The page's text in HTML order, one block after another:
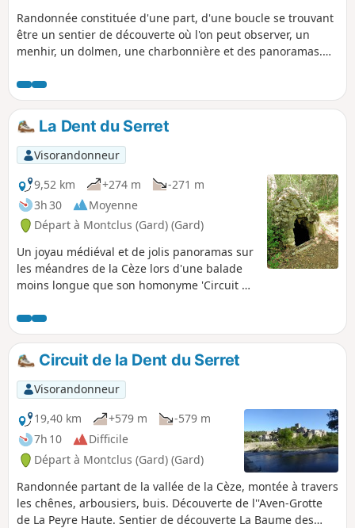
Randonnée constituée d'une part, d'une boucle se trouvant
être un sentier de découverte où l'on peut observer, un
menhir, un dolmen, une charbonnière et des panoramas.
modifiée sur le terrain. Voir les avis et éventuellement
essayer le parcours en sens inverse
La Dent du Serret
Visorandonneur
9,52 km
+274 m
-271 m
3h 30
Moyenne
Départ à Montclus (Gard) (Gard)
Un joyau médiéval et de jolis panoramas sur
les méandres de la Cèze lors d'une balade
moins longue que son homonyme 'Circuit de
Circuit de la Dent du Serret
Visorandonneur
19,40 km
+579 m
-579 m
7h 10
Difficile
Départ à Montclus (Gard) (Gard)
Randonnée partant de la vallée de la Cèze, montée à travers
les chênes, arbousiers, buis. Découverte de l''Aven-Grotte
de La Peyre Haute. Sentier de découverte La Baume des